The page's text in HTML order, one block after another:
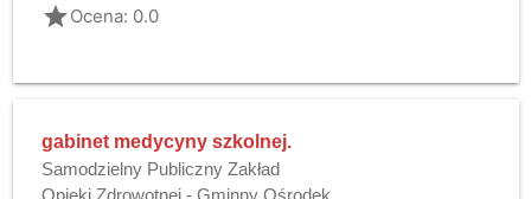
gradeOcena: 0.0
gabinet medycyny szkolnej.
Samodzielny Publiczny Zakład
Opieki Zdrowotnej - Gminny Ośrodek